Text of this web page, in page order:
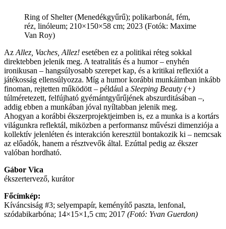
Ring of Shelter (Menedékgyűrű); polikarbonát, fém,
réz, linóleum; 210×150×58 cm; 2023 (Fotók: Maxime
Van Roy)
Az Allez, Vaches, Allez! esetében ez a politikai réteg sokkal
direktebben jelenik meg. A teatralitás és a humor – enyhén
ironikusan – hangsúlyosabb szerepet kap, és a kritikai reflexiót a
játékosság ellensúlyozza. Míg a humor korábbi munkáimban inkább
finoman, rejtetten működött – például a Sleeping Beauty (+)
túlméretezett, felfújható gyémántgyűrűjének abszurditásában –,
addig ebben a munkában jóval nyíltabban jelenik meg.
Ahogyan a korábbi ékszerprojektjeimben is, ez a munka is a kortárs
világunkra reflektál, miközben a performansz művészi dimenziója a
kollektív jelenléten és interakción keresztül bontakozik ki – nemcsak
az előadók, hanem a résztvevők által. Ezúttal pedig az ékszer
valóban hordható.
Gábor Vica
ékszertervező, kurátor
Főcímkép:
Kíváncsiság #3; selyempapír, keményítő paszta, lenfonal,
szódabikarbóna; 14×15×1,5 cm; 2017 (Fotó: Yvan Guerdon)